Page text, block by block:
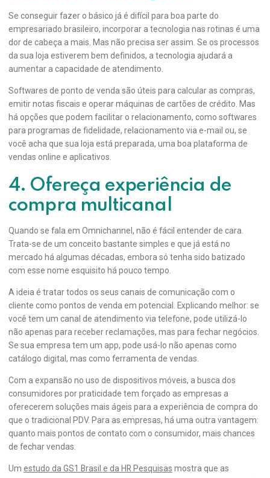
Se conseguir fazer o básico já é difícil para boa parte do
empresariado brasileiro, incorporar a tecnologia nas rotinas é uma
dor de cabeça a mais. Mas não precisa ser assim. Se os processos
da sua loja estiverem bem definidos, a tecnologia ajudará a
aumentar a capacidade de atendimento.
Softwares de ponto de venda são úteis para calcular as compras,
emitir notas fiscais e operar máquinas de cartões de crédito. Mas
há opções que podem facilitar o relacionamento, como softwares
para programas de fidelidade, relacionamento via e-mail ou, se
você acha que sua loja está preparada, uma boa plataforma de
vendas online e aplicativos.
4. Ofereça experiência de
compra multicanal
Quando se fala em Omnichannel, não é fácil entender de cara.
Trata-se de um conceito bastante simples e que já está no
mercado há algumas décadas, embora só tenha sido batizado
com esse nome esquisito há pouco tempo.
A ideia é tratar todos os seus canais de comunicação com o
cliente como pontos de venda em potencial. Explicando melhor: se
você tem um canal de atendimento via telefone, pode utilizá-lo
não apenas para receber reclamações, mas para fechar negócios.
Se sua empresa tem um app, pode usá-lo não apenas como
catálogo digital, mas como ferramenta de vendas.
Com a expansão no uso de dispositivos móveis, a busca dos
consumidores por praticidade tem forçado as empresas a
oferecerem soluções mais ágeis para a experiência de compra do
que o tradicional PDV. Para as empresas, há uma outra vantagem:
quanto mais pontos de contato com o consumidor, mais chances
de fechar vendas.
Um estudo da GS1 Brasil e da HR Pesquisas mostra que as